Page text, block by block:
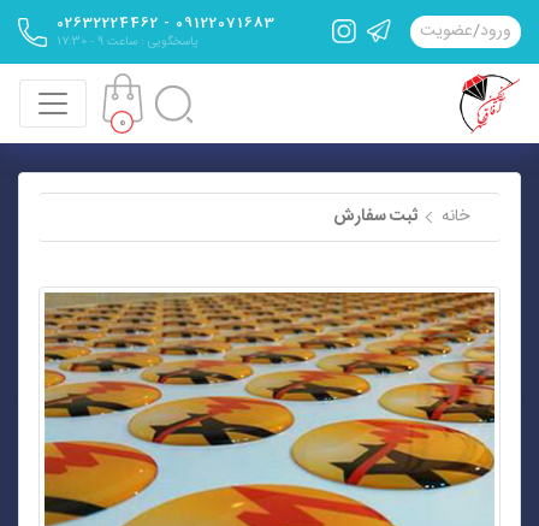
ورود/عضویت 09122071683 - 02632224462
پاسخگویی : ساعت 9 - 17:30
0
خانه ثبت سفارش